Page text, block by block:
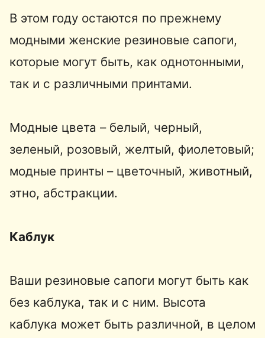
В этом году остаются по прежнему
модными женские резиновые сапоги,
которые могут быть, как однотонными,
так и с различными принтами.
Модные цвета – белый, черный,
зеленый, розовый, желтый, фиолетовый;
модные принты – цветочный, животный,
этно, абстракции.
Каблук
Ваши резиновые сапоги могут быть как
без каблука, так и с ним. Высота
каблука может быть различной, в целом